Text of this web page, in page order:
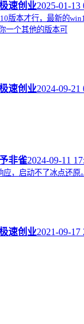
速创业2025-01-13
版本才行，最新的
一个其他的版本可
速创业2024-09-21
非雀2024-09-11
，启动不了冰点还原。
速创业2021-09-17